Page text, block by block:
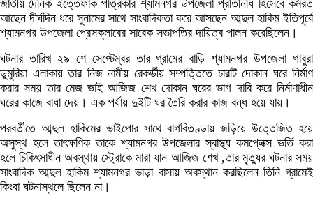
জাতীয় দৈনিক ইত্তেফাক পত্রিকার শ্যামনগর উপজেলা প্রতিনিধি হিসেবে কর্মরত
আছেন দীর্ঘদিন ধরে সুনামের সাথে সাংবাদিকতা করে আসছেন আব্দুল হাকিম ইতিপূর্বে
শ্যামনগর উপজেলা প্রেসক্লাবের সাবেক সভাপতির দায়িত্ব পালন করেছিলেন।
ঘটনার তারিখ ২৯ শে সেপ্টেম্বর তার গ্রামের বাড়ি শ্যামনগর উপজেলা গাবুরা
ডুমুরিয়া এলাকায় তার নিজ নামীয় রেকর্ডীয় সম্পত্তিতে চারটি দোকান ঘরে নির্মাণ
করার সময় তার মেজ ভাই আজিজ শেখ দোকান ঘরের ভাগ দাবি করে নির্মাণাধীন
ঘরের কাজে বাধা দেয়। এক পর্যায় দুইটি ঘর তৈরি করার কাজ বন্ধ হয়ে যায়।
পরবর্তীতে আব্দুল হাকিমের ভাইপোর সাথে বাগবিতণ্ডায় জড়িয়ে উত্তেজিত হয়ে
অসুস্থ হলে তাৎক্ষণিক তাকে শ্যামনগর উপজেলার স্বাস্থ্য কমপ্লেক্স ভর্তি করা
হলে চিকিৎসাধীন অবস্থায় স্ট্রোকে মারা যান আজিজ শেখ ,তার মৃত্যুর ঘটনার সময়
সাংবাদিক আব্দুল হাকিম শ্যামনগর ভাড়া বাসায় অবস্থান করছিলেন তিনি গ্রামেই
কিংবা ঘটনাস্থলে ছিলেন না।